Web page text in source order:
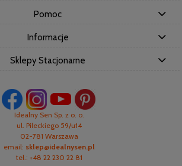
Pomoc
Informacje
Sklepy Stacjonarne
Idealny Sen Sp. z o. o.
ul. Pileckiego 59/u14
02-781 Warszawa
email: sklep@idealnysen.pl
tel.: +48 22 230 22 81